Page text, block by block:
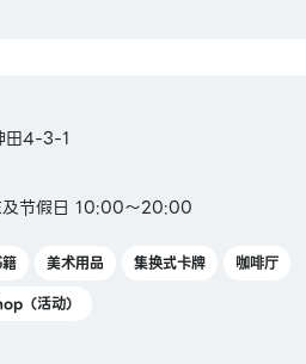
田4-3-1
节假日 10:00～20:00
美术用品 集换式卡牌
咖啡厅
（活动）